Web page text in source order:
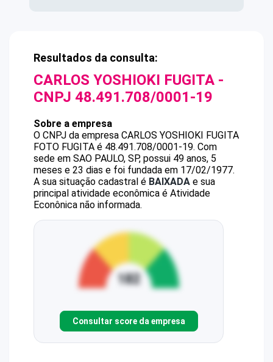
Resultados da consulta:
CARLOS YOSHIOKI FUGITA -
CNPJ 48.491.708/0001-19
Sobre a empresa
O CNPJ da empresa CARLOS YOSHIOKI FUGITA
FOTO FUGITA é 48.491.708/0001-19. Com
sede em SAO PAULO, SP, possui 49 anos, 5
meses e 23 dias e foi fundada em 17/02/1977.
A sua situação cadastral é BAIXADA e sua
principal atividade econômica é Atividade
Econônica não informada.
Consultar score da empresa